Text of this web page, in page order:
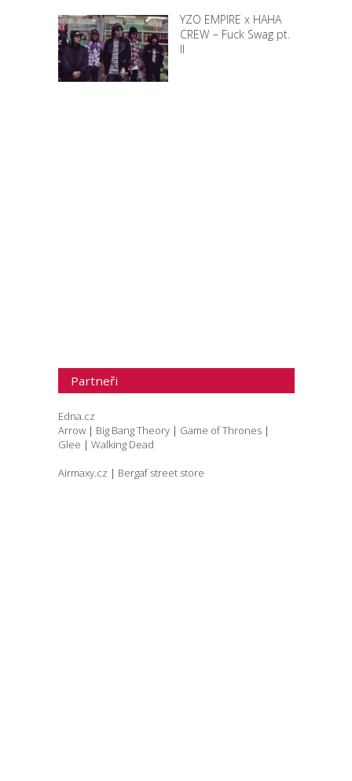
YZO EMPIRE x HAHA
CREW – Fuck Swag pt.
II
Partneři
Edna.cz
Arrow | Big Bang Theory | Game of Thrones |
Glee | Walking Dead
Airmaxy.cz | Bergaf street store